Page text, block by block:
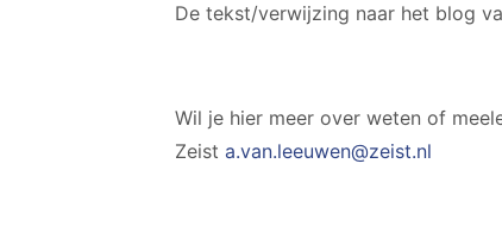
De tekst/verwijzing naar het blog
Wil je hier meer over weten of
Zeist a.van.leeuwen@zeist.nl